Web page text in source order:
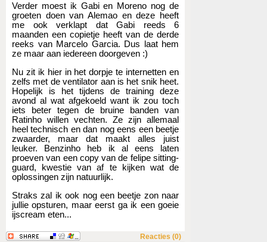
Verder moest ik Gabi en Moreno nog de
groeten doen van Alemao en deze heeft
me ook verklapt dat Gabi reeds 6
maanden een copietje heeft van de derde
reeks van Marcelo Garcia. Dus laat hem
ze maar aan iedereen doorgeven :)
Nu zit ik hier in het dorpje te internetten en
zelfs met de ventilator aan is het snik heet.
Hopelijk is het tijdens de training deze
avond al wat afgekoeld want ik zou toch
iets beter tegen de bruine banden van
Ratinho willen vechten. Ze zijn allemaal
heel technisch en dan nog eens een beetje
zwaarder, maar dat maakt alles juist
leuker. Benzinho heb ik al eens laten
proeven van een copy van de felipe sitting-
guard, kwestie van af te kijken wat de
oplossingen zijn natuurlijk.
Straks zal ik ook nog een beetje zon naar
jullie opsturen, maar eerst ga ik een goeie
ijscream eten...
Reacties (0)